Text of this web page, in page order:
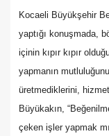
Kocaeli Büyükşehir
yaptığı konuşmada,
içinin kıpır kıpır
yapmanın
üretmediklerini,
Büyükakın,
çeken işler yapmak